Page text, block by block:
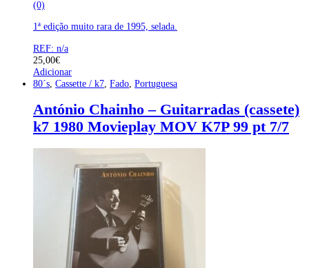
(0)
1ª edição muito rara de 1995, selada.
REF: n/a
25,00€
Adicionar
80´s Cassette / k7 Fado Portuguesa
António Chainho – Guitarradas (cassete)
k7 1980 Movieplay MOV K7P 99 pt 7/7